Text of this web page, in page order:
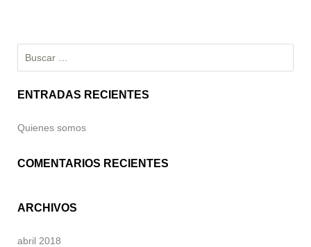
Buscar:
ENTRADAS RECIENTES
Quienes somos
COMENTARIOS RECIENTES
ARCHIVOS
abril 2018